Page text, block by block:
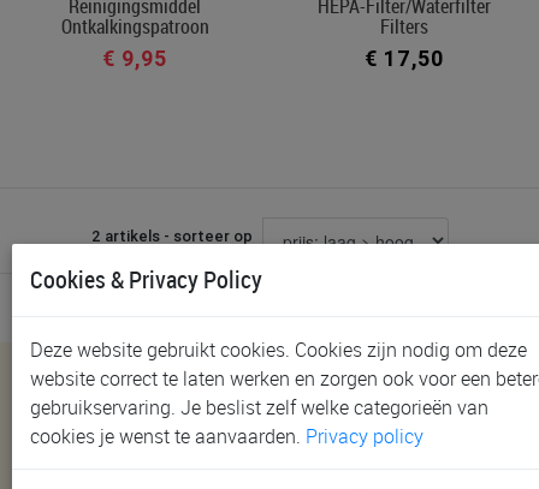
Merk
Reinigingsmiddel
Ontkalkingspatroon
€ 9,95
HEPA-Filter/waterfilter
Filters
€ 17,50
2 artikels - sorteer op
Nieuwsbrief
Schrijf je in en ontvang als eerste alle nieuwtjes!
Cookies & Privacy Policy
Deze website gebruikt cookies. Cookies zijn nodig om deze
website correct te laten werken en zorgen ook voor een
gebruikservaring. Je beslist zelf welke categorieën van
cookies je wenst te aanvaarden. Privacy policy